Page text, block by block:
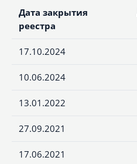
Дата закрытия
реестра
17.10.2024
10.06.2024
13.01.2022
27.09.2021
17.06.2021